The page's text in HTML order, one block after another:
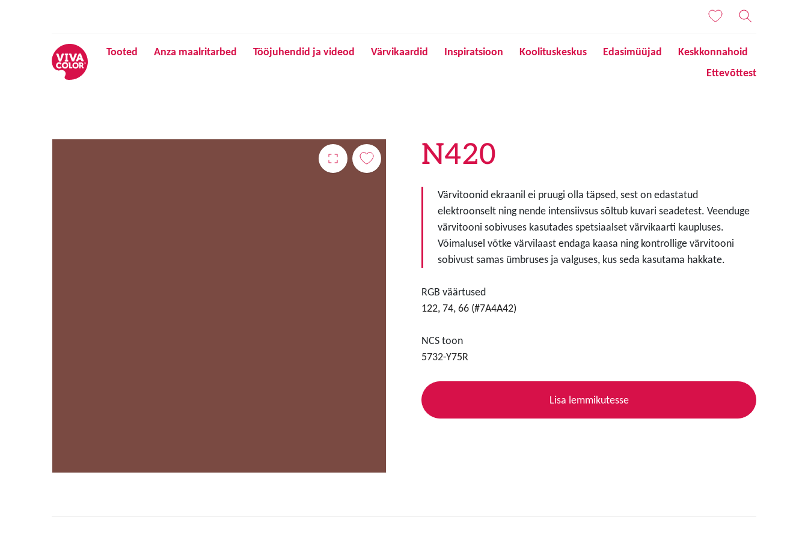
Tooted Anza maalritarbed Tööjuhendid ja videod Värvikaardid Inspiratsioon Koolituskeskus Edasimüüjad
Keskkonnahoid
Ettevõttest
N420
Värvitoonid ekraanil ei pruugi olla täpsed, sest on edastatud
elektroonselt ning nende intensiivsus sõltub kuvari seadetest. Veenduge
värvitooni sobivuses kasutades spetsiaalset värvikaarti kaupluses.
Võimalusel võtke värvilaast endaga kaasa ning kontrollige värvitooni
sobivust samas ümbruses ja valguses, kus seda kasutama hakkate.
RGB väärtused
122, 74, 66 (#7A4A42)
NCS toon
5732-Y75R
Lisa lemmikutesse